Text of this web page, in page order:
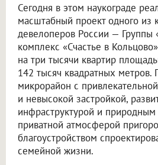
Сегодня в этом наукограде
масштабный проект одного из
девелоперов России — Группы
комплекс «Счастье в
на три тысячи квартир
142 тысяч квадратных
микрорайон с
и невысокой застройкой,
инфраструктурой и
приватной атмосферой
благоустройством
семейной жизни.